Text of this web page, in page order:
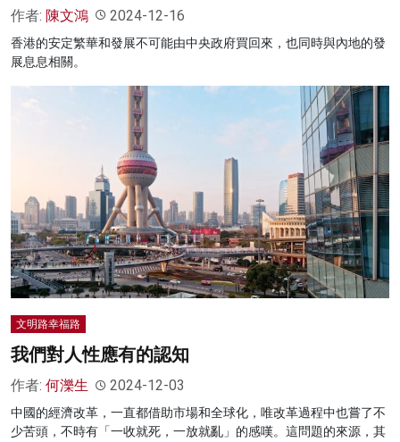
作者: 陳文鴻 2024-12-16
香港的安定繁華和發展不可能由中央政府買回來，也同時與內地的發
展息息相關。
文明路幸福路
我們對人性應有的認知
作者: 何濼生 2024-12-03
中國的經濟改革，一直都借助市場和全球化，唯改革過程中也嘗了不
少苦頭，不時有「一收就死，一放就亂」的感嘆。這問題的來源，其